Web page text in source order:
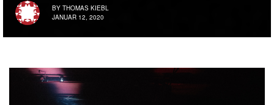
BY THOMAS KIEBL
JANUAR 12, 2020